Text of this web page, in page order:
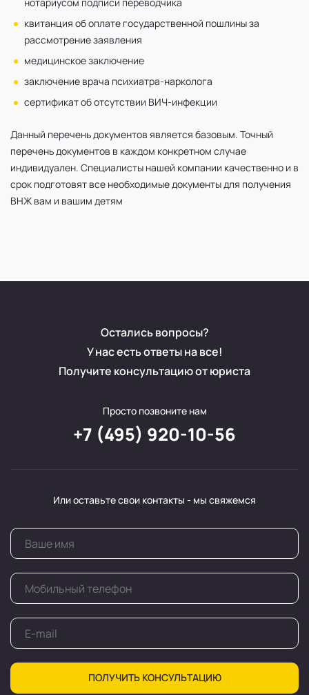
квитанция об оплате государственной пошлины за
рассмотрение заявления
медицинское заключение
заключение врача психиатра-нарколога
сертификат об отсутствии ВИЧ-инфекции
Данный перечень документов является базовым. Точный
перечень документов в каждом конкретном случае
индивидуален. Специалисты нашей компании качественно и в
срок подготовят все необходимые документы для получения
ВНЖ вам и вашим детям
Остались вопросы?
У нас есть ответы на все!
Получите консультацию от юриста
Просто позвоните нам
+7 (495) 920-10-56
Или оставьте свои контакты - мы свяжемся
ПОЛУЧИТЬ КОНСУЛЬТАЦИЮ